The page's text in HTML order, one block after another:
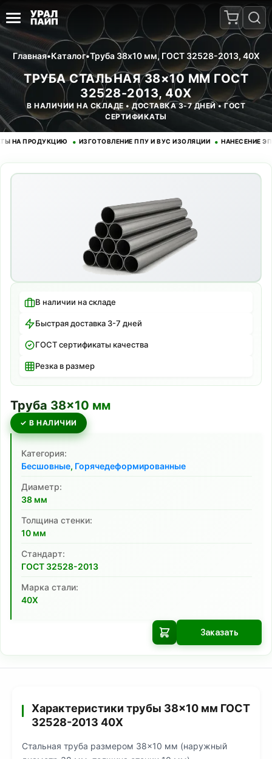
Главная•Каталог•Труба 38x10 мм, ГОСТ 32528-2013, 40Х
ТРУБА СТАЛЬНАЯ 38×10 ММ ГОСТ
32528-2013, 40Х
В НАЛИЧИИ НА СКЛАДЕ • ДОСТАВКА 3-7 ДНЕЙ • ГОСТ
СЕРТИФИКАТЫ
ПРОДУКЦИЮ • ИЗГОТОВЛЕНИЕ ППУ И ВУС ИЗОЛЯЦИИ • НАНЕСЕНИЕ
В наличии на складе
Быстрая доставка 3-7 дней
ГОСТ сертификаты качества
Резка в размер
Труба 38×10 мм
✓ В НАЛИЧИИ
Категория:
Бесшовные, Горячедеформированные
Диаметр:
38 мм
Толщина стенки:
10 мм
Cтандарт:
ГОСТ 32528-2013
Марка стали:
40Х
Заказать
Характеристики трубы 38×10 мм ГОСТ
32528-2013 40Х
Стальная труба размером 38×10 мм (наружный